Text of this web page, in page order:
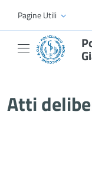
Skip to Main Content
Pagine Utili
Atti